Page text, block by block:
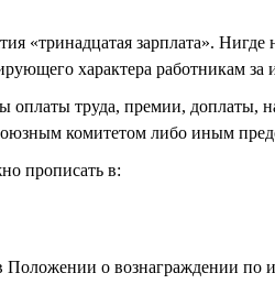
«тринадцатая зарплата».
характера работникам
оплаты труда, премии,
комитетом либо иным
прописать в:
Положении о вознаграждении